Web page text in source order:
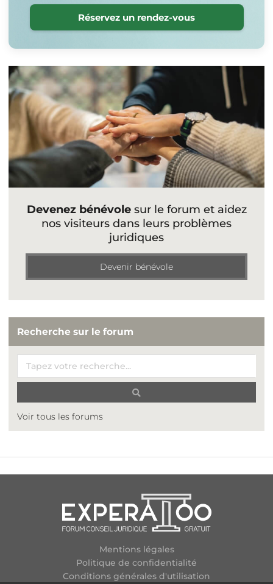
Réservez un rendez-vous
Devenez bénévolesur le forum et aidez
nos visiteurs dans leurs problèmes
juridiques
Devenir bénévole
Recherche sur le forum
Voir tous les forums
Mentions légales
Politique de confidentialité
Conditions générales d'utilisation